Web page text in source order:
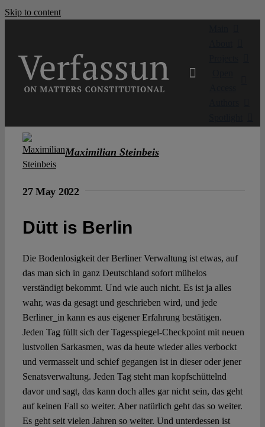
Skip to content
Maximilian Steinbeis
27 May 2022
Dütt is Berlin
Die Bodenlosigkeit der Berliner Verwaltung ist etwas, auf
das man sich in ganz Deutschland sofort mühelos
verständigt bekommt. Und wie auch nicht. Es ist ja alles
wahr, was da gesagt und geschrieben wird, und jede
Berliner_in kann es aus eigener Erfahrung bestätigen.
Jeden Tag füllt sich der Tagesspiegel-Checkpoint mit neuen
lustvollen Sarkasmen, was da heute wieder alles verbockt
und vermasselt und schief gegangen ist in dieser oder jener
Senatsverwaltung. Jeden Tag steht man kopfschüttelnd
davor und sagt, das kann doch alles gar nicht sein, das geht
auf keinen Fall so weiter. Aber natürlich geht das so weiter.
Es geht seit vielen Jahren so weiter. Und unterdessen ist